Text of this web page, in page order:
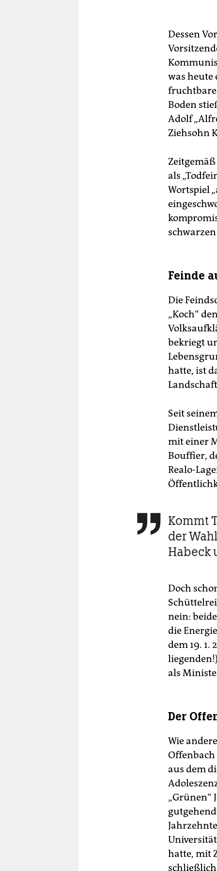
Dessen
was heute
fruchtbare
Boden
Adolf
Ziehsohn
als
Wortspiel
Feinde
Die
„Koch“
bekriegt
hatte, ist
Seit
mit einer
Bouffier,
Realo-
 Kommt
der
Habeck
Doch
nein:
die
dem 19. 1.
als
Der
Wie
Offenbach
aus dem
„Grünen“
hatte, mit